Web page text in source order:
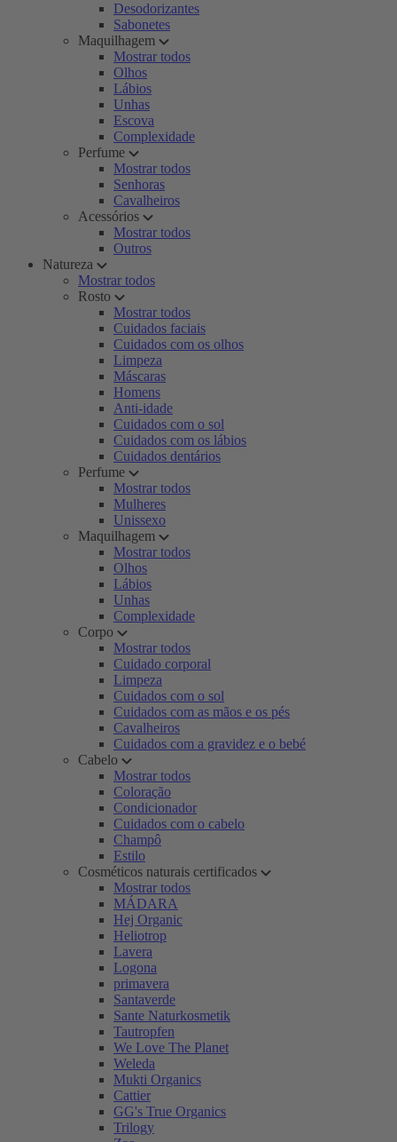
Desodorizantes
Sabonetes
Maquilhagem
Mostrar todos
Olhos
Lábios
Unhas
Escova
Complexidade
Perfume
Mostrar todos
Senhoras
Cavalheiros
Acessórios
Mostrar todos
Outros
Natureza
Mostrar todos
Rosto
Mostrar todos
Cuidados faciais
Cuidados com os olhos
Limpeza
Máscaras
Homens
Anti-idade
Cuidados com o sol
Cuidados com os lábios
Cuidados dentários
Perfume
Mostrar todos
Mulheres
Unissexo
Maquilhagem
Mostrar todos
Olhos
Lábios
Unhas
Complexidade
Corpo
Mostrar todos
Cuidado corporal
Limpeza
Cuidados com o sol
Cuidados com as mãos e os pés
Cavalheiros
Cuidados com a gravidez e o bebé
Cabelo
Mostrar todos
Coloração
Condicionador
Cuidados com o cabelo
Champô
Estilo
Cosméticos naturais certificados
Mostrar todos
MÁDARA
Hej Organic
Heliotrop
Lavera
Logona
primavera
Santaverde
Sante Naturkosmetik
Tautropfen
We Love The Planet
Weleda
Mukti Organics
Cattier
GG's True Organics
Trilogy